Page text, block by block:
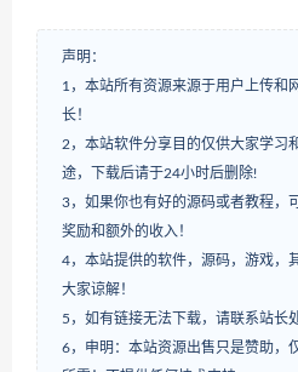
声明：
1，本站所有资源来源于用户上传和
长！
2，本站软件分享目的仅供大家学习
途，下载后请于24小时后删除!
3，如果你也有好的源码或者教程，
奖励和额外的收入！
4，本站提供的软件，源码，游戏，
大家谅解！
5，如有链接无法下载，请联系站长
6，申明：本站资源出售只是赞助，